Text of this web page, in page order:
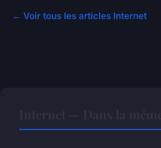
← Voir tous les articles Internet